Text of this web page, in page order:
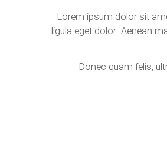
Lorem ipsum dolor sit
ligula eget dolor. Aenean
Donec quam felis,